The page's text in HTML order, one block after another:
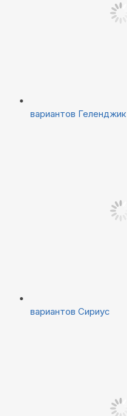
вариантов Геленджик
вариантов Сириус